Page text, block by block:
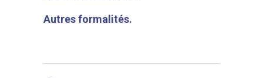
Autres formalités.